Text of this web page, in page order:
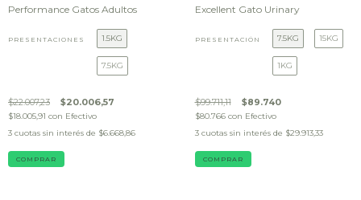
Performance Gatos Adultos
PRESENTACIONES 1.5KG
7.5KG
$22.007,23 $20.006,57
$18.005,91 con Efectivo
3 cuotas sin interés de $6.668,86
COMPRAR
Excellent Gato Urinary
PRESENTACIÓN 7.5KG 15KG
1KG
$99.711,11 $89.740
$80.766 con Efectivo
3 cuotas sin interés de $29.913,33
COMPRAR